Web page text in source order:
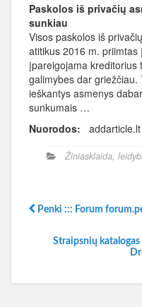
Paskolos iš privačių
sunkiau
Visos paskolos iš
atitikus 2016 m.
įpareigojama kreditorius
galimybes dar griežčiau.
ieškantys asmenys
sunkumais …
Nuorodos: addarticle.lt
Žiniasklaida,
Penki ::: Forum
Straipsnių